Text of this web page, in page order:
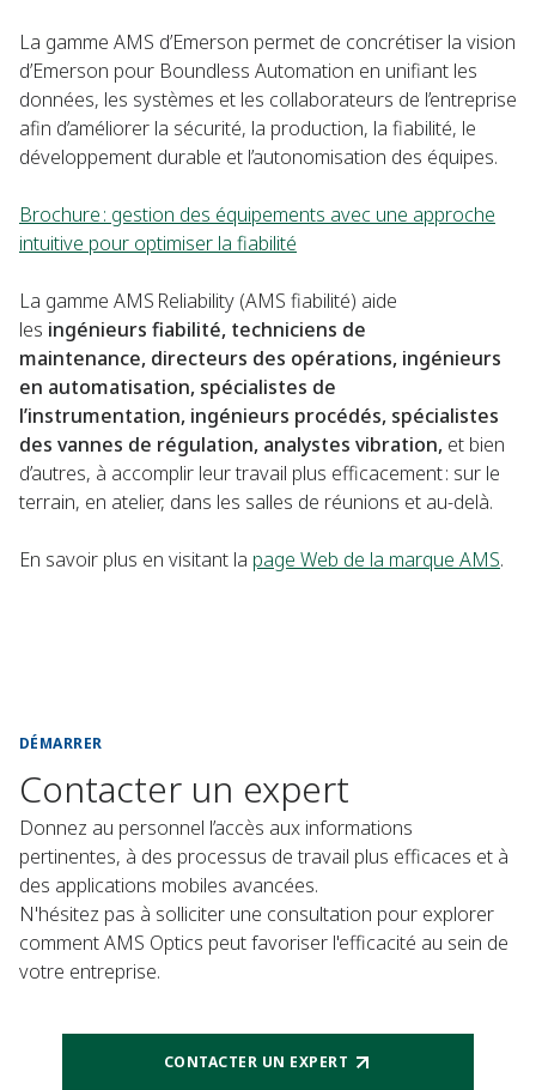
La gamme AMS d’Emerson permet de concrétiser la vision
d’Emerson pour Boundless Automation en unifiant les
données, les systèmes et les collaborateurs de l’entreprise
afin d’améliorer la sécurité, la production, la fiabilité, le
développement durable et l’autonomisation des équipes.
Brochure : gestion des équipements avec une approche
intuitive pour optimiser la fiabilité
La gamme AMS Reliability (AMS fiabilité) aide
les ingénieurs fiabilité, techniciens de
maintenance, directeurs des opérations, ingénieurs
en automatisation, spécialistes de
l’instrumentation, ingénieurs procédés, spécialistes
des vannes de régulation, analystes vibration, et bien
d’autres, à accomplir leur travail plus efficacement : sur le
terrain, en atelier, dans les salles de réunions et au-delà.
En savoir plus en visitant la page Web de la marque AMS.
DÉMARRER
Contacter un expert
Donnez au personnel l’accès aux informations
pertinentes, à des processus de travail plus efficaces et à
des applications mobiles avancées.
N'hésitez pas à solliciter une consultation pour explorer
comment AMS Optics peut favoriser l'efficacité au sein de
votre entreprise.
CONTACTER UN EXPERT